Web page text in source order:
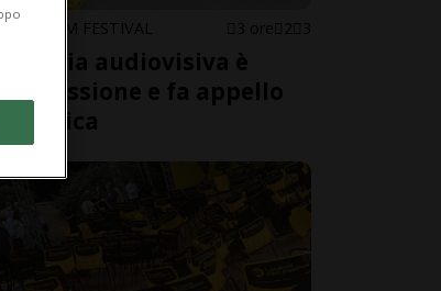
FILM FESTIVAL 3 ore 2 3
audiovisiva è
pressione e fa appello
politica